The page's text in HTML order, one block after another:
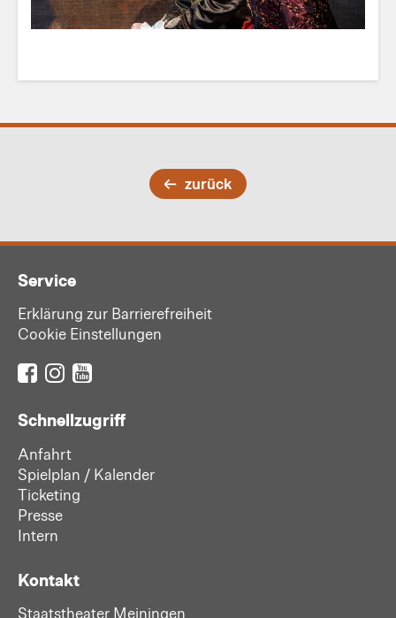
zurück
Service
Erklärung zur Barrierefreiheit
Cookie Einstellungen
Schnellzugriff
Anfahrt
Spielplan / Kalender
Ticketing
Presse
Intern
Kontakt
Staatstheater Meiningen